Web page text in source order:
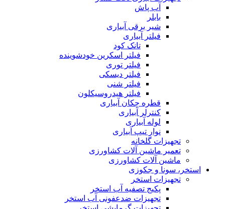
آب پاش
بابلر
شیر برقی آبیاری
فیلتر آبیاری
تانک کود
فیلتر اسکرین خودشوینده
فیلتر توری
فیلتر دیسکی
فیلتر شنی
فیلتر هیدروسیکلون
قطره چکان آبیاری
کنترلر آبیاری
لوله آبیاری
نوار تیپ آبیاری
تجهیزات گلخانه
تعمیر ماشین آلات کشاورزی
ماشین آلات کشاورزی
استخر، سونا و جکوزی
تجهیزات استخر
پکیج تصفیه آب استخر
تجهیزات ضدعفونی آب استخر